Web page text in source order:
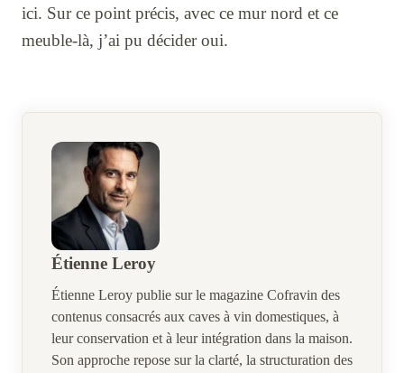
ici. Sur ce point précis, avec ce mur nord et ce
meuble-là, j’ai pu décider oui.
Étienne Leroy
Étienne Leroy publie sur le magazine Cofravin des
contenus consacrés aux caves à vin domestiques, à
leur conservation et à leur intégration dans la maison.
Son approche repose sur la clarté, la structuration des